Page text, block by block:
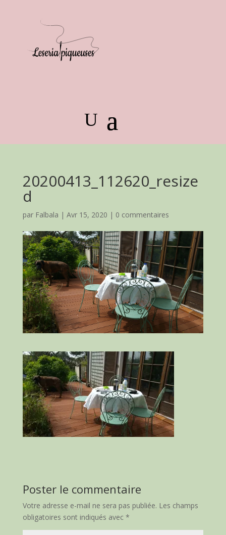
20200413_112620_resize
d
par Falbala | Avr 15, 2020 | 0 commentaires
Poster le commentaire
Votre adresse e-mail ne sera pas publiée. Les champs
obligatoires sont indiqués avec *